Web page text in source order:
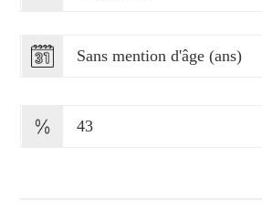
Sans mention d'âge (ans)
43